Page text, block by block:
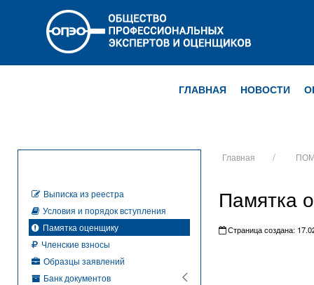
ГЛАВНАЯ НОВОСТИ
Главная
Памятка
Страница создана:
Выписка из реестра
Условия и порядок вступления
Памятка оценщику
Членские взносы
Образцы заявлений
Банк документов